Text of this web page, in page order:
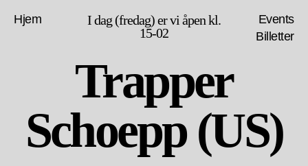
Hjem
I dag (fredag) er vi åpen kl.
15-02
Events
Billetter
Trapper
Schoepp (US)